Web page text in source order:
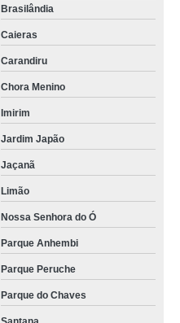
Brasilândia
Caieras
Carandiru
Chora Menino
Imirim
Jardim Japão
Jaçanã
Limão
Nossa Senhora do Ó
Parque Anhembi
Parque Peruche
Parque do Chaves